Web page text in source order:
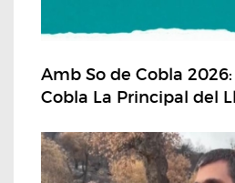
Amb So de Cobla
Cobla La Principal del